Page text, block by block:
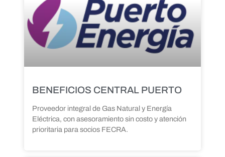
BENEFICIOS CENTRAL PUERTO
Proveedor integral de Gas Natural y Energía
Eléctrica, con asesoramiento sin costo y atención
prioritaria para socios FECRA.